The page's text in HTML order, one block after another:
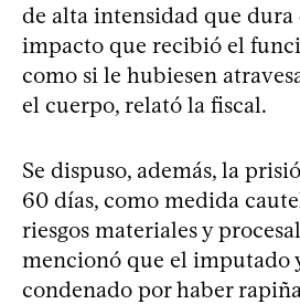
de alta intensidad que dura
impacto que recibió el
como si le hubiesen
el cuerpo, relató la fiscal.
Se dispuso, además, la
60 días, como medida
riesgos materiales y
mencionó que el imputado
condenado por haber